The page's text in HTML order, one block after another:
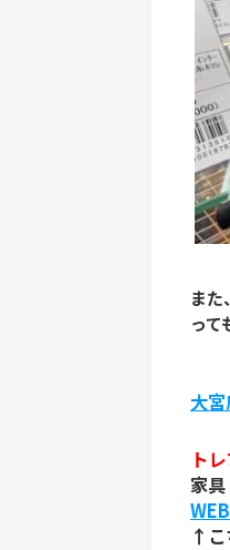
ま
って
大
ト
家
↑こ